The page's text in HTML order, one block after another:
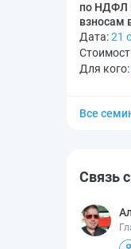
по НДФЛ
взносам
Дата:21
Для кого:
Все
Связь